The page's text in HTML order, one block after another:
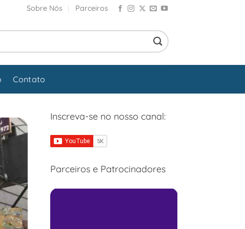
Sobre Nós Parceiros
Contato
Inscreva-se no nosso canal:
Parceiros e Patrocinadores